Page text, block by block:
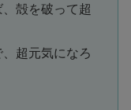
殻を破って超
超元気になろ